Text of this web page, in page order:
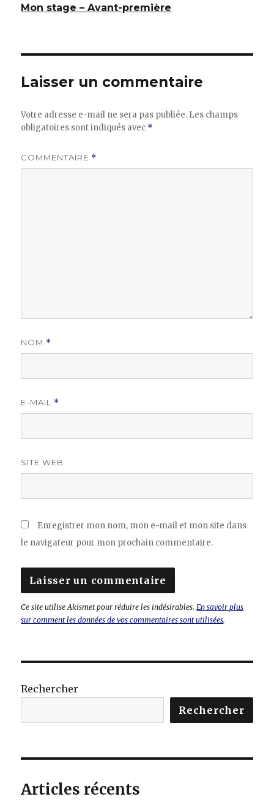
Mon stage – Avant-première
Laisser un commentaire
Votre adresse e-mail ne sera pas publiée. Les champs
obligatoires sont indiqués avec *
COMMENTAIRE *
NOM *
E-MAIL *
SITE WEB
Enregistrer mon nom, mon e-mail et mon site dans
le navigateur pour mon prochain commentaire.
Ce site utilise Akismet pour réduire les indésirables. En savoir plus
sur comment les données de vos commentaires sont utilisées.
Rechercher
Rechercher
Articles récents